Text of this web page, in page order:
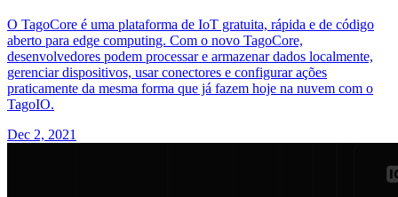
O TagoCore é uma plataforma de IoT gratuita, rápida e de código
aberto para edge computing. Com o novo TagoCore,
desenvolvedores podem processar e armazenar dados localmente,
gerenciar dispositivos, usar conectores e configurar ações
praticamente da mesma forma que já fazem hoje na nuvem com o
TagoIO.
Dec 2, 2021